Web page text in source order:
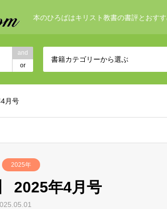
本のひろばはキリスト教書の書評とおす
and
or
書籍カテゴリーから選ぶ
4月号
2025年
2025年4月号